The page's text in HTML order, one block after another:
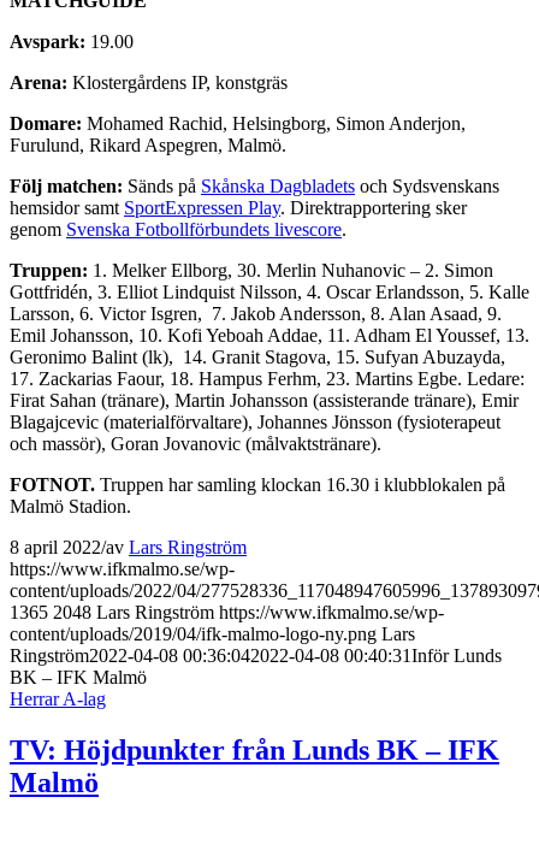
Avspark: 19.00
Arena: Klostergårdens IP, konstgräs
Domare: Mohamed Rachid, Helsingborg, Simon Anderjon,
Furulund, Rikard Aspegren, Malmö.
Följ matchen: Sänds på Skånska Dagbladets och Sydsvenskans
hemsidor samt SportExpressen Play. Direktrapportering sker
genom Svenska Fotbollförbundets livescore.
Truppen: 1. Melker Ellborg, 30. Merlin Nuhanovic – 2. Simon
Gottfridén, 3. Elliot Lindquist Nilsson, 4. Oscar Erlandsson, 5. Kalle
Larsson, 6. Victor Isgren, 7. Jakob Andersson, 8. Alan Asaad, 9.
Emil Johansson, 10. Kofi Yeboah Addae, 11. Adham El Youssef, 13.
Geronimo Balint (lk), 14. Granit Stagova, 15. Sufyan Abuzayda,
17. Zackarias Faour, 18. Hampus Ferhm, 23. Martins Egbe. Ledare:
Firat Sahan (tränare), Martin Johansson (assisterande tränare), Emir
Blagajcevic (materialförvaltare), Johannes Jönsson (fysioterapeut
och massör), Goran Jovanovic (målvaktstränare).
FOTNOT. Truppen har samling klockan 16.30 i klubblokalen på
Malmö Stadion.
8 april 2022/av Lars Ringström
https://www.ifkmalmo.se/wp-
content/uploads/2022/04/
1365 2048 Lars Ringström https://www.ifkmalmo.se/wp-
content/uploads/2019/04/ifk-malmo-logo-ny.png Lars
Ringström2022-04-08 00:36:042022-04-08 00:40:31Inför Lunds
BK – IFK Malmö
Herrar A-lag
TV: Höjdpunkter från Lunds BK – IFK
Malmö